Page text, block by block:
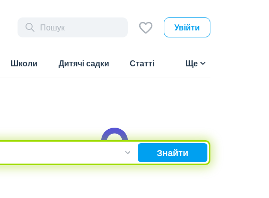
Увійти
Школи Дитячі садки Статті Ще
Знайти